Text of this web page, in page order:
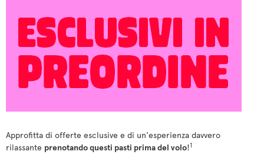
Approfitta di offerte esclusive e di un'esperienza davvero
rilassante prenotando questi pasti prima del volo!1